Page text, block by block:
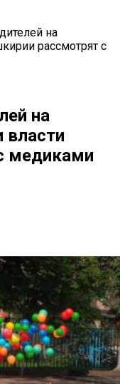
на
рассмотрят с
на
власти
медиками